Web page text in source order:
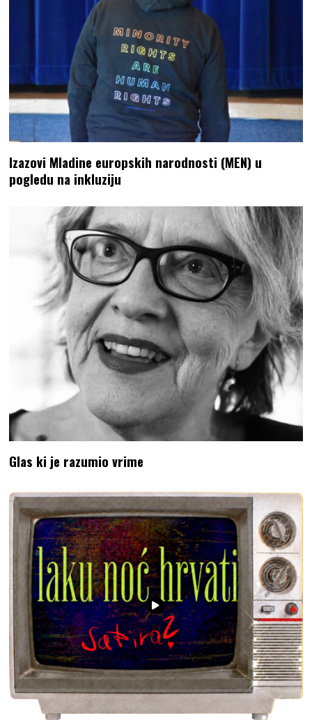
Izazovi Mladine europskih narodnosti (MEN) u
pogledu na inkluziju
Glas ki je razumio vrime